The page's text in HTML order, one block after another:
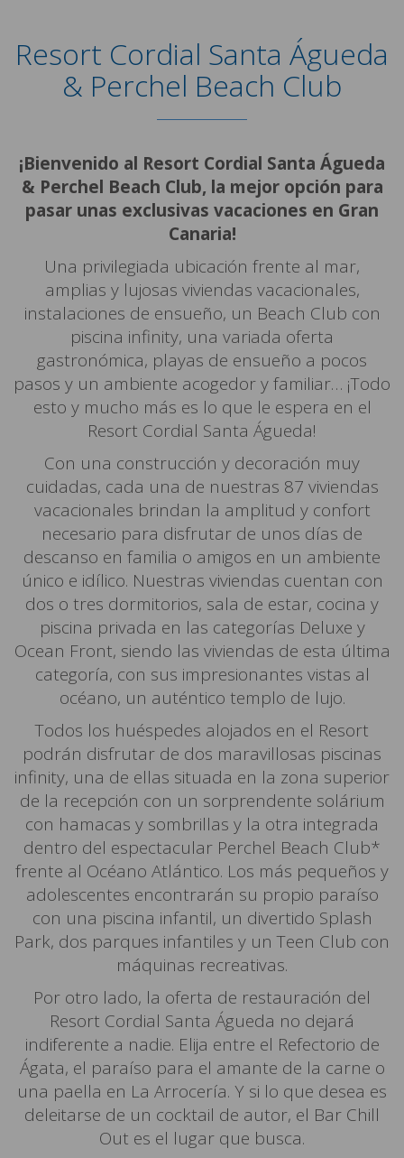
Resort Cordial Santa Águeda
& Perchel Beach Club
¡Bienvenido al Resort Cordial Santa Águeda
& Perchel Beach Club, la mejor opción para
pasar unas exclusivas vacaciones en Gran
Canaria!
Una privilegiada ubicación frente al mar,
amplias y lujosas viviendas vacacionales,
instalaciones de ensueño, un Beach Club con
piscina infinity, una variada oferta
gastronómica, playas de ensueño a pocos
pasos y un ambiente acogedor y familiar… ¡Todo
esto y mucho más es lo que le espera en el
Resort Cordial Santa Águeda!
Con una construcción y decoración muy
cuidadas, cada una de nuestras 87 viviendas
vacacionales brindan la amplitud y confort
necesario para disfrutar de unos días de
descanso en familia o amigos en un ambiente
único e idílico. Nuestras viviendas cuentan con
dos o tres dormitorios, sala de estar, cocina y
piscina privada en las categorías Deluxe y
Ocean Front, siendo las viviendas de esta última
categoría, con sus impresionantes vistas al
océano, un auténtico templo de lujo.
Todos los huéspedes alojados en el Resort
podrán disfrutar de dos maravillosas piscinas
infinity, una de ellas situada en la zona superior
de la recepción con un sorprendente solárium
con hamacas y sombrillas y la otra integrada
dentro del espectacular Perchel Beach Club*
frente al Océano Atlántico. Los más pequeños y
adolescentes encontrarán su propio paraíso
con una piscina infantil, un divertido Splash
Park, dos parques infantiles y un Teen Club con
máquinas recreativas.
Por otro lado, la oferta de restauración del
Resort Cordial Santa Águeda no dejará
indiferente a nadie. Elija entre el Refectorio de
Ágata, el paraíso para el amante de la carne o
una paella en La Arrocería. Y si lo que desea es
deleitarse de un cocktail de autor, el Bar Chill
Out es el lugar que busca.